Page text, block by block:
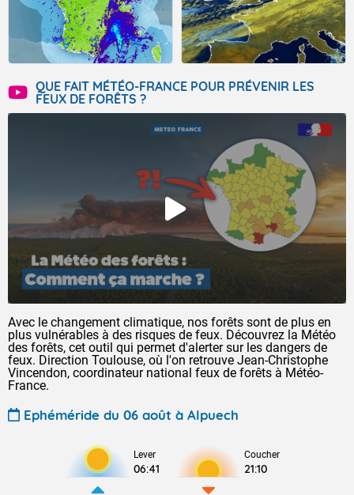
QUE FAIT MÉTÉO-FRANCE POUR PRÉVENIR LES
FEUX DE FORÊTS ?
Avec le changement climatique, nos forêts sont de plus en
plus vulnérables à des risques de feux. Découvrez la Météo
des forêts, cet outil qui permet d'alerter sur les dangers de
feux. Direction Toulouse, où l'on retrouve Jean-Christophe
Vincendon, coordinateur national feux de forêts à Météo-
France.
Ephéméride du 06 août à Alpuech
Lever
06:41
Coucher
21:10